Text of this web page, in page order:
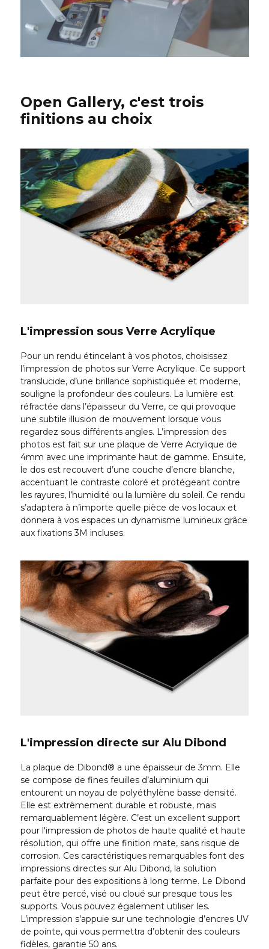
Open Gallery, c'est trois
finitions au choix
L'impression sous Verre Acrylique
Pour un rendu étincelant à vos photos, choisissez
l’impression de photos sur Verre Acrylique. Ce support
translucide, d’une brillance sophistiquée et moderne,
souligne la profondeur des couleurs. La lumière est
réfractée dans l’épaisseur du Verre, ce qui provoque
une subtile illusion de mouvement lorsque vous
regardez sous différents angles. L’impression des
photos est fait sur une plaque de Verre Acrylique de
4mm avec une imprimante haut de gamme. Ensuite,
le dos est recouvert d’une couche d’encre blanche,
accentuant le contraste coloré et protégeant contre
les rayures, l’humidité ou la lumière du soleil. Ce rendu
s’adaptera à n’importe quelle pièce de vos locaux et
donnera à vos espaces un dynamisme lumineux grâce
aux fixations 3M incluses.
L'impression directe sur Alu Dibond
La plaque de Dibond® a une épaisseur de 3mm. Elle
se compose de fines feuilles d’aluminium qui
entourent un noyau de polyéthylène basse densité.
Elle est extrêmement durable et robuste, mais
remarquablement légère. C’est un excellent support
pour l'impression de photos de haute qualité et haute
résolution, qui offre une finition mate, sans risque de
corrosion. Ces caractéristiques remarquables font des
impressions directes sur Alu Dibond, la solution
parfaite pour des expositions à long terme. Le Dibond
peut être percé, visé ou cloué sur presque tous les
supports. Vous pouvez également utiliser les.
L’impression s’appuie sur une technologie d’encres UV
de pointe, qui vous permettra d’obtenir des couleurs
fidèles, garantie 50 ans.